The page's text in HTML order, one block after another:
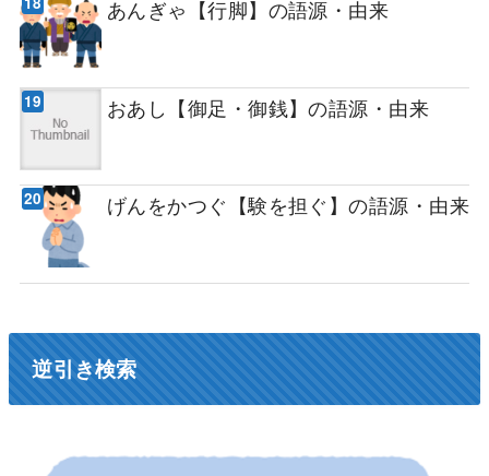
あんぎゃ【行脚】の語源・由来
おあし【御足・御銭】の語源・由来
げんをかつぐ【験を担ぐ】の語源・由来
逆引き検索